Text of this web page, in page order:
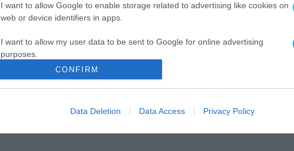
I want to allow Google to enable storage related to advertising like cookies on
web or device identifiers in apps.
I want to allow my user data to be sent to Google for online advertising
purposes.
I want to allow Google to send me personalized advertising.
I want to allow Google to enable storage related to analytics like cookies on
CONFIRM
Data Deletion Data Access Privacy Policy